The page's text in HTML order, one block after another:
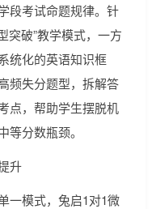
段考试命题规律。针
突破”教学模式，一方
统化的英语知识框
频失分题型，拆解答
点，帮助学生摆脱机
分数瓶颈。
升
一模式，兔启1对1微